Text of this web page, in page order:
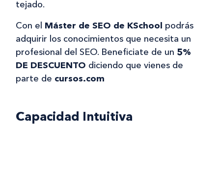
tejado.
Con el Máster de SEO de KSchool podrás
adquirir los conocimientos que necesita un
profesional del SEO. Beneficiate de un 5%
DE DESCUENTO diciendo que vienes de
parte de cursos.com
Capacidad Intuitiva